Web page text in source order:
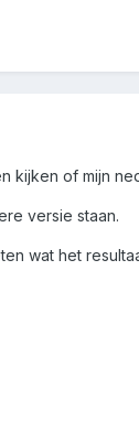
kijken of mijn
versie staan.
wat het